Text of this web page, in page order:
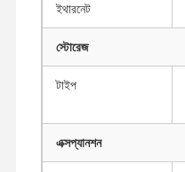
ইথারনেট
স্টোরেজ
টাইপ
এক্সপ্যানশন